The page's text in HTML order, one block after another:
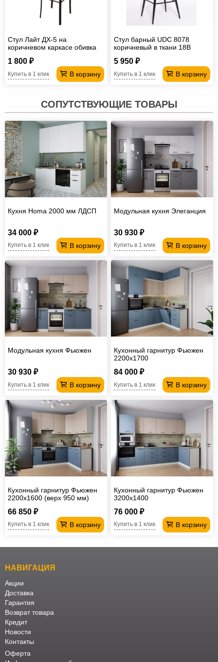
Стул Лайт ДХ-5 на
коричневом каркасе обивка
1 800 ₽
В корзину
Купить в 1 клик
Стул барный UDC 8078
коричневый в ткани 18B
5 950 ₽
В корзину
Купить в 1 клик
СОПУТСТВУЮЩИЕ ТОВАРЫ
Кухня Homa 2000 мм ЛДСП
34 000 ₽
В корзину
Купить в 1 клик
Модульная кухня Элеганция
30 930 ₽
В корзину
Купить в 1 клик
Модульная кухня Фьюжен
30 930 ₽
В корзину
Купить в 1 клик
Кухонный гарнитур Фьюжен
2200х1700
84 000 ₽
В корзину
Купить в 1 клик
Кухонный гарнитур Фьюжен
2200х1600 (верх 950 мм)
66 850 ₽
В корзину
Купить в 1 клик
Кухонный гарнитур Фьюжен
3200х1400
76 000 ₽
В корзину
Купить в 1 клик
НАВИГАЦИЯ
Акции
Доставка
Гарантия
Возврат товара
Кредит
Новости
Контакты
Оферта